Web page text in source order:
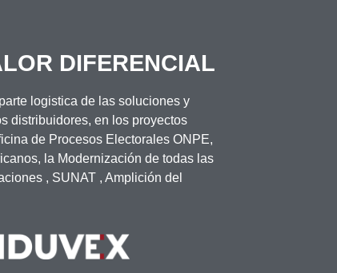
DIFERENCIAL
logistica de las soluciones y
distribuidores, en los proyectos
de Procesos Electorales ONPE,
la Modernización de todas las
, SUNAT , Amplición del